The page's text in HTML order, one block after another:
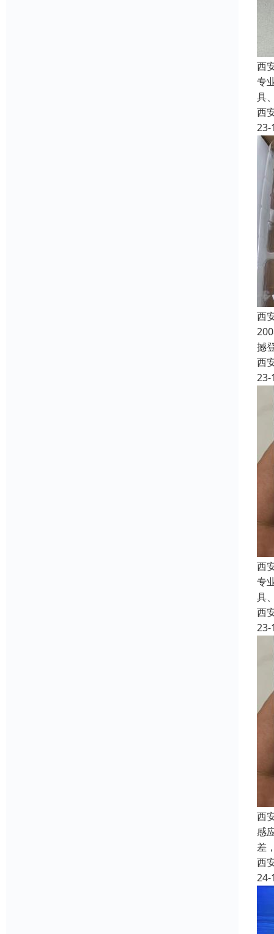
西
专
具
西
23-
西
撼
西
23-
西
专
具
西
23-
西
感
差
西
24-